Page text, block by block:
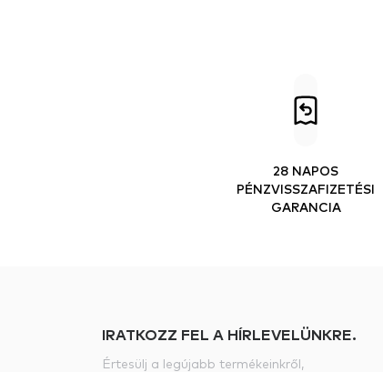
28 NAPOS
PÉNZVISSZAFIZETÉSI
GARANCIA
IRATKOZZ FEL A HÍRLEVELÜNKRE.
Értesülj a legújabb termékeinkről,